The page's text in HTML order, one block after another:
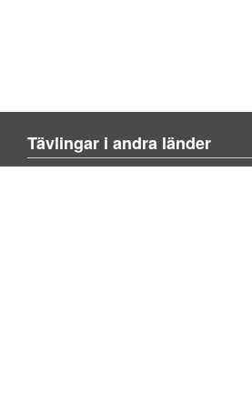
Tävlingar i andra länder